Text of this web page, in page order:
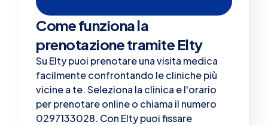
Come funziona la
prenotazione tramite Elty
Su Elty puoi prenotare una visita medica
facilmente confrontando le cliniche più
vicine a te. Seleziona la clinica e l'orario
per prenotare online o chiama il numero
0297133028. Con Elty puoi fissare